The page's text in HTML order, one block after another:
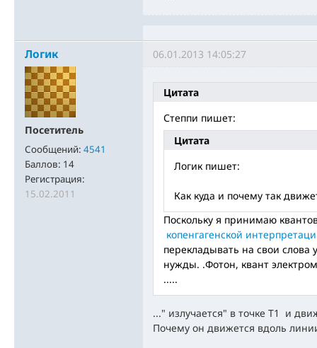
Логик
Посетитель
Сообщений: 4541
Баллов: 14
Регистрация:
15.02.2011
06.01.2013 14:05:27
Цитата
Степпи пишет:
Цитата
Логик пишет:
Как куда и почему так
Поскольку я принимаю
копенгагенской
перекладывать на свои слова
нужды. .Фотон, квант
.....
..." излучается" в точке Т1 и
Почему он движется вдоль